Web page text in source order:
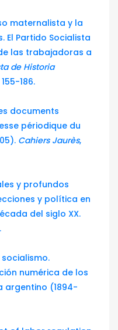
maternalista y la
El Partido Socialista
las trabajadoras a
de Historia
186.
documents
périodique du
Cahiers Jaurès,
y profundos
y política en
del siglo XX.
socialismo.
numérica de los
argentino (1894-